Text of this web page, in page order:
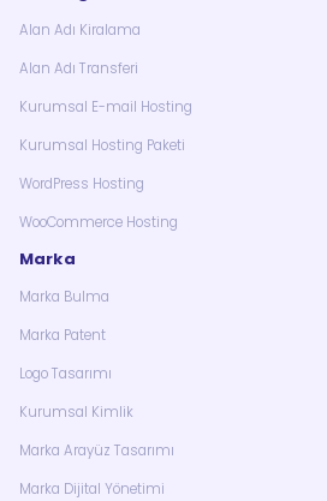
Alan Adı Kiralama
Alan Adı Transferi
Kurumsal E-mail Hosting
Kurumsal Hosting Paketi
WordPress Hosting
WooCommerce Hosting
Marka
Marka Bulma
Marka Patent
Logo Tasarımı
Kurumsal Kimlik
Marka Arayüz Tasarımı
Marka Dijital Yönetimi